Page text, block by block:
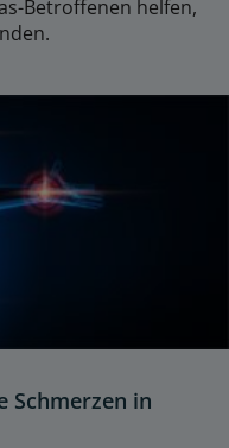
Betroffenen helfen,
Schmerzen in